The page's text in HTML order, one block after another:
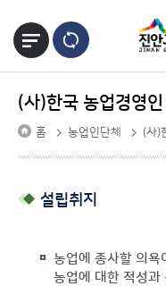
(사)한국 농업경영인
홈 농업인단체 (사)
설립취지
농업에 종사할 의욕
농업에 대한 적성과